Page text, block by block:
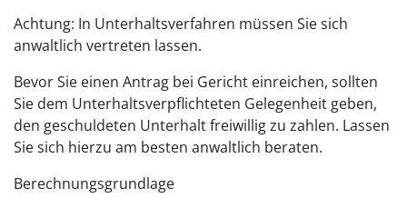
Achtung: In Unterhaltsverfahren müssen Sie sich
anwaltlich vertreten lassen.
Bevor Sie einen Antrag bei Gericht einreichen, sollten
Sie dem Unterhaltsverpflichteten Gelegenheit geben,
den geschuldeten Unterhalt freiwillig zu zahlen. Lassen
Sie sich hierzu am besten anwaltlich beraten.
Berechnungsgrundlage